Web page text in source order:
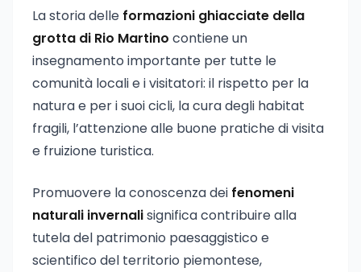
La storia delle formazioni ghiacciate della
grotta di Rio Martino contiene un
insegnamento importante per tutte le
comunità locali e i visitatori: il rispetto per la
natura e per i suoi cicli, la cura degli habitat
fragili, l’attenzione alle buone pratiche di visita
e fruizione turistica.
Promuovere la conoscenza dei fenomeni
naturali invernalisignifica contribuire alla
tutela del patrimonio paesaggistico e
scientifico del territorio piemontese,